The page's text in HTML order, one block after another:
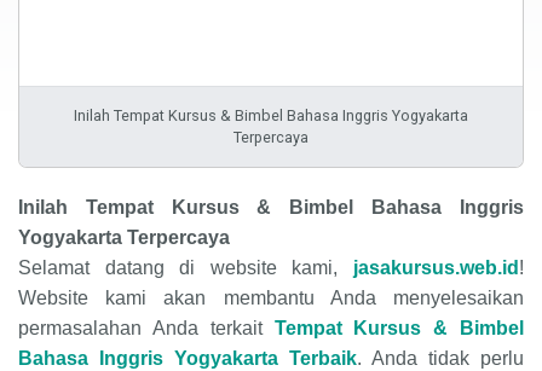
Inilah Tempat Kursus & Bimbel Bahasa Inggris Yogyakarta
Terpercaya
Inilah Tempat Kursus & Bimbel Bahasa Inggris
Yogyakarta Terpercaya
Selamat datang di website kami, jasakursus.web.id !
Website kami akan membantu Anda menyelesaikan
permasalahan Anda terkait Tempat Kursus & Bimbel
Bahasa Inggris Yogyakarta Terbaik. Anda tidak perlu